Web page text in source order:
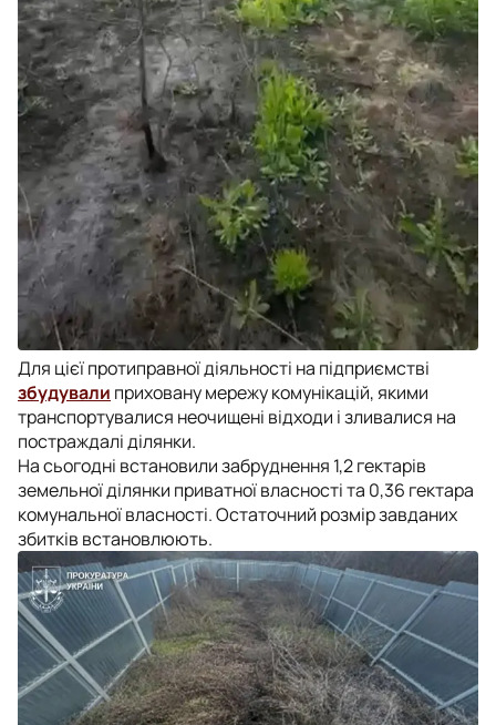
Для цієї протиправної діяльності на підприємстві
збудували приховану мережу комунікацій, якими
транспортувалися неочищені відходи і зливалися на
постраждалі ділянки.
На сьогодні встановили забруднення 1,2 гектарів
земельної ділянки приватної власності та 0,36 гектара
комунальної власності. Остаточний розмір завданих
збитків встановлюють.